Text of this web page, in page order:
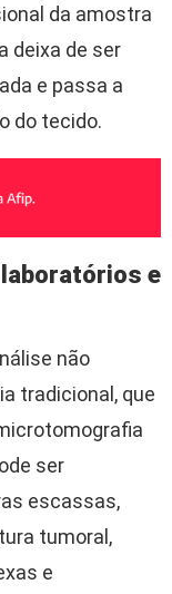
da amostra
deixa de ser
e passa a
do tecido.
e
não
tradicional, que
ser
escassas,
tumoral,
e